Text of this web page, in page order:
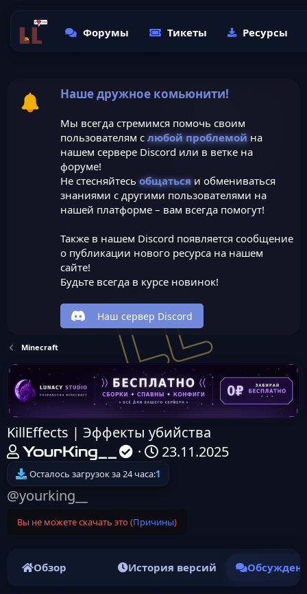
Форумы Тикеты Ресурсы
Наше дружное комьюнити!
Мы всегда стремимся помочь своим
пользователям с любой проблемойна
нашем сервере Discord или в ветке на
форуме!
Не стесняйтесь общатьсяи обмениваться
знаниями с другими пользователями на
нашей платформе – вам всегда помогут!
Также в нашем Discord появляется сообщение
о публикации нового ресурса на нашем
сайте!
Будьте всегда в курсе новинок!
Наш сервер Discord
Minecraft
KillEffects | Эффекты убийства
А
в
т
о
р
е
YourKing__
Д
т
н
ч
23.11.2025
Осталось загрузок за 24 часа:1
@yourking__
Вы не можете скачать это (Причины)
Обзор История версий